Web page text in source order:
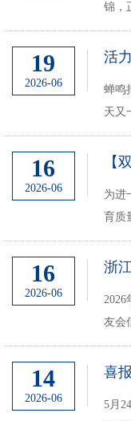
发中
锦，
的喜
校友
家心
出望
19
2026-06
蝉鸣
天又
封
与
呼声
16
2026-06
为进
育质
一育
创孵
区教
新创
16
2026-06
2026
友会
市徐
大学
信电
14
2026-06
5月